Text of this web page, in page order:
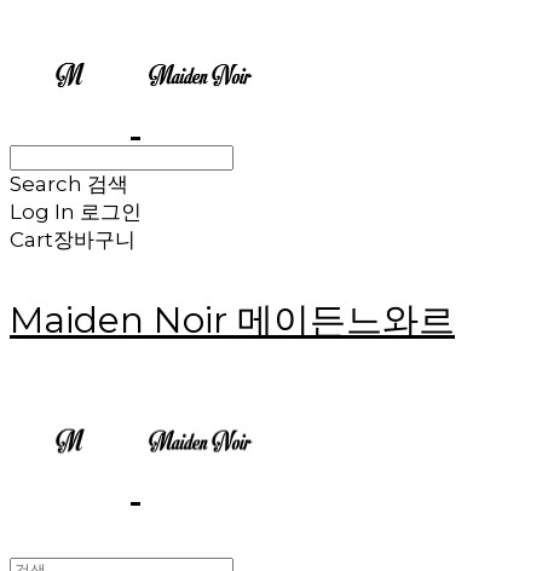
Search 검색
Log In 로그인
Cart장바구니
Maiden Noir 메이든느와르